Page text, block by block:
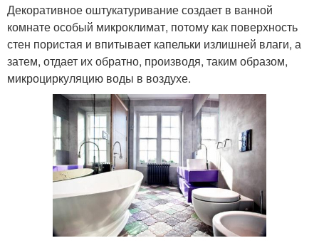
Декоративное оштукатуривание создает в ванной
комнате особый микроклимат, потому как поверхность
стен пористая и впитывает капельки излишней влаги, а
затем, отдает их обратно, производя, таким образом,
микроциркуляцию воды в воздухе.